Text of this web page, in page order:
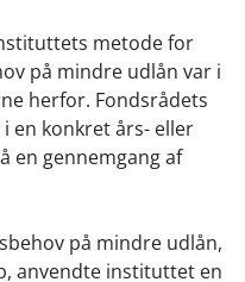
metode for
på mindre udlån var i
herfor. Fondsrådets
en konkret års- eller
en gennemgang af
på mindre udlån,
anvendte instituttet en